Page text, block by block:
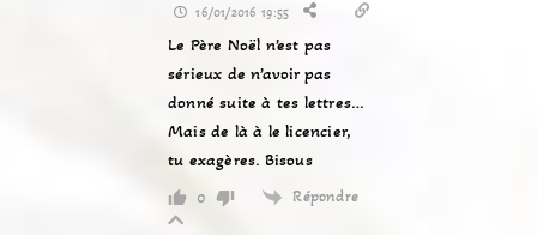
16/01/2016 19:55
Le Père Noël n’est pas
sérieux de n’avoir pas
donné suite à tes lettres…
Mais de là à le licencier,
tu exagères. Bisous
0 Répondre